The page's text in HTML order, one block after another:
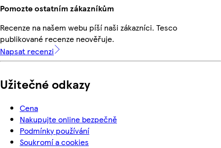
Pomozte ostatním zákazníkům
Recenze na našem webu píší naši zákazníci. Tesco
publikované recenze neověřuje.
Napsat recenzi
Užitečné odkazy
Cena
Nakupujte online bezpečně
Podmínky používání
Soukromí a cookies